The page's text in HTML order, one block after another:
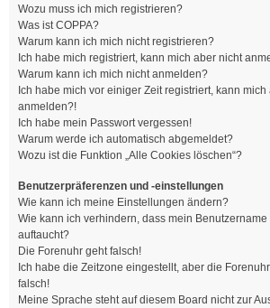
Wozu muss ich mich registrieren?
Was ist COPPA?
Warum kann ich mich nicht registrieren?
Ich habe mich registriert, kann mich aber nicht
Warum kann ich mich nicht anmelden?
Ich habe mich vor einiger Zeit registriert, kann
anmelden?!
Ich habe mein Passwort vergessen!
Warum werde ich automatisch abgemeldet?
Wozu ist die Funktion „Alle Cookies löschen“?
Benutzerpräferenzen und -einstellungen
Wie kann ich meine Einstellungen ändern?
Wie kann ich verhindern, dass mein
auftaucht?
Die Forenuhr geht falsch!
Ich habe die Zeitzone eingestellt, aber die
falsch!
Meine Sprache steht auf diesem Board nicht zur